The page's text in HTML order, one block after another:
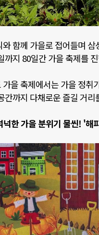
함께 가을로 접어들며
까지 80일간 가을 축제를
가을 축제에서는 가을 정취
간까지 다채로운 즐길 거
넉한 가을 분위기 물씬! '해